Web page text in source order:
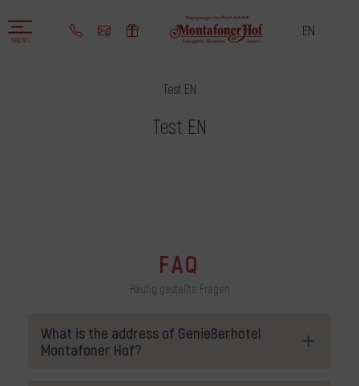
EN
Test EN
Test EN
FAQ
Häufig gestellte Fragen
What is the address of Genießerhotel
Montafoner Hof?